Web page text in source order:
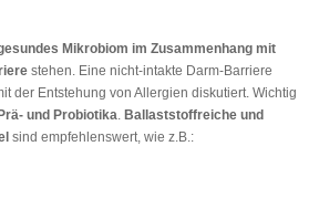
Mikrobiom im Zusammenhang mit
stehen. Eine nicht-intakte Darm-Barriere
der Entstehung von Allergien diskutiert. Wichtig
und Probiotika Ballaststoffreiche und
sind empfehlenswert, wie z.B.: